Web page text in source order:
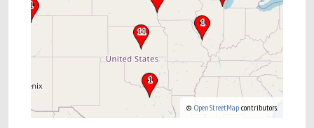
© OpenStreetMap contributors.